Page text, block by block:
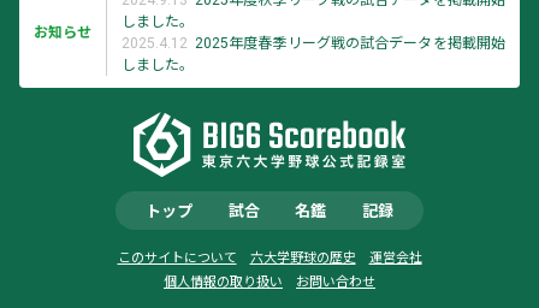
お知らせ
しました。
2025.4.12 2025年度春季リーグ戦の試合データを掲載開始
しました。
トップ 試合 名鑑 記録
このサイトについて 六大学野球の歴史
運営会社
個人情報の取り扱い
お問い合わせ